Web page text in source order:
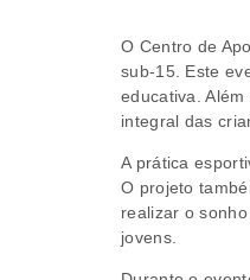
O Centro de
sub-15. Este
educativa.
integral das
A prática
O projeto
realizar o
jovens.